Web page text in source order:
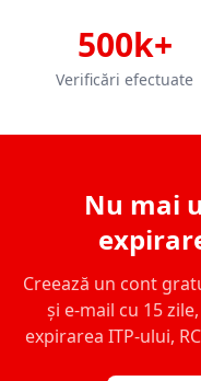
500k+
Verificări efectuate
Nu mai
Creează un cont
și e-mail cu 15
expirarea ITP-ului,